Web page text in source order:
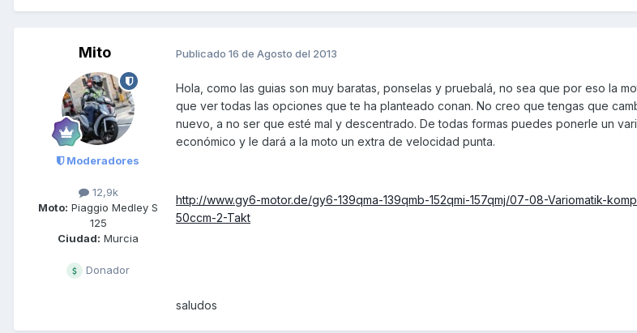
Mito
Moderadores
12,9k
Moto: Piaggio Medley S
125
Ciudad: Murcia
Donador
Publicado 16 de Agosto del 2013
Hola, como las guias son muy baratas, ponselas y pruebalá, no sea que por eso la
que ver todas las opciones que te ha planteado conan. No creo que tengas que
nuevo, a no ser que esté mal y descentrado. De todas formas puedes ponerle un
económico y le dará a la moto un extra de velocidad punta.
http://www.gy6-motor.de/gy6-139qma-139qmb-152qmi-157qmj/07-08-Variomatik-
50ccm-2-Takt
saludos